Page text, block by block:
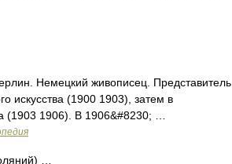
Немецкий живописец. Представитель
искусства (1900 1903), затем в
(1903 1906). В 1906&#8230; …
…